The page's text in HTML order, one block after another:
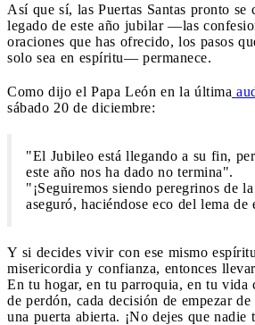
Así que sí, las Puertas Santas pronto se
legado de este año jubilar —las
oraciones que has ofrecido, los pasos
solo sea en espíritu— permanece.
Como dijo el Papa León en la última
sábado 20 de diciembre:
"El Jubileo está llegando a su fin,
este año nos ha dado no termina".
"¡Seguiremos siendo peregrinos de
aseguró, haciéndose eco del lema de
Y si decides vivir con ese mismo
misericordia y confianza, entonces
En tu hogar, en tu parroquia, en tu vida
de perdón, cada decisión de empezar
una puerta abierta. ¡No dejes que nadie